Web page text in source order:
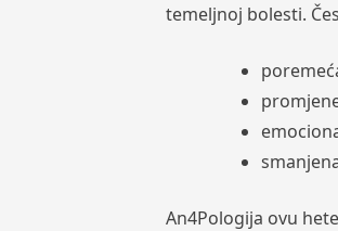
temeljnoj bolesti.
An4Pologija ovu